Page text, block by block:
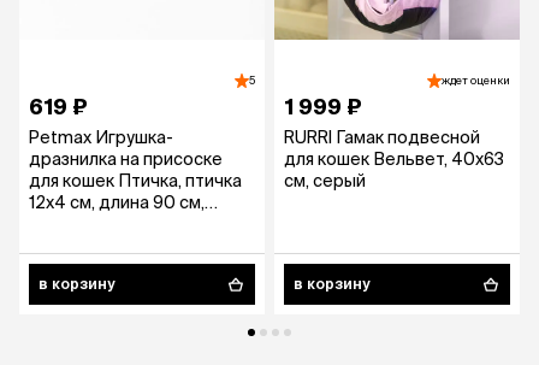
5
619 ₽
Petmax Игрушка-
дразнилка на присоске
для кошек Птичка, птичка
12х4 см, длина 90 см,
в корзину
ждет оценки
1 999 ₽
RURRI Гамак подвесной
для кошек Вельвет, 40х63
см, серый
в корзину